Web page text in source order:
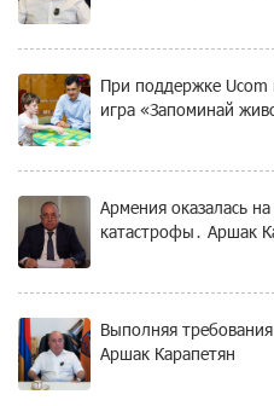
При поддержке Ucom
игра «Запоминай
Армения оказалась
катастрофы․ Аршак
Выполняя
Аршак Карапетян